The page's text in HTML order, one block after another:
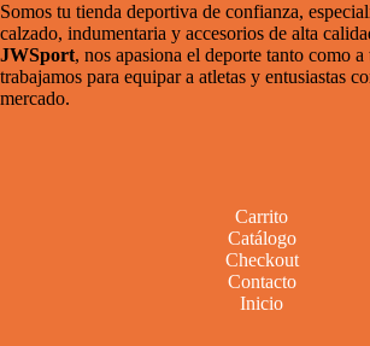
Somos tu tienda deportiva de confianza,
calzado, indumentaria y accesorios de alta
JWSport, nos apasiona el deporte tanto como
trabajamos para equipar a atletas y entusiastas
mercado.
Carrito
Catálogo
Checkout
Contacto
Inicio